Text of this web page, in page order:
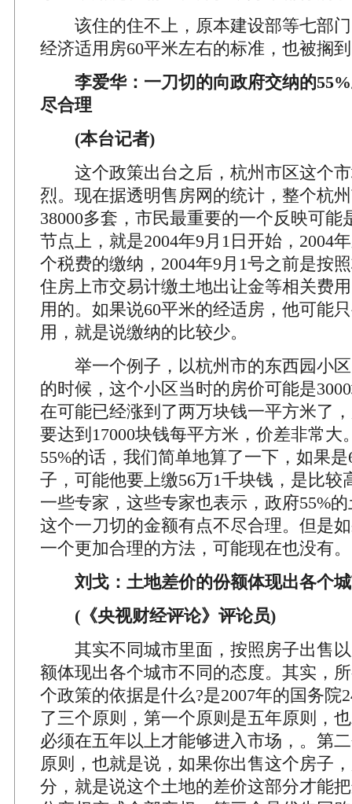
该住的住不上，原本建设部等七部门
经济适用房60平米左右的标准，也被搁
李爱华：一刀切的向政府交纳的55%
尽合理
(本台记者)
这个政策出台之后，杭州市区这个市
烈。现在据透明售房网的统计，整个杭
38000多套，市民最重要的一个反映可能
节点上，就是2004年9月1日开始，2004
个税费的缴纳，2004年9月1号之前是按
住房上市交易计缴土地出让金等相关费
用的。如果说60平米的经适房，他可能
用，就是说缴纳的比较少。
举一个例子，以杭州市的东西园小区
的时候，这个小区当时的房价可能是
在可能已经涨到了两万块钱一平方米了
要达到17000块钱每平方米，价差非常大
55%的话，我们简单地算了一下，如果
子，可能他要上缴56万1千块钱，是比较
一些专家，这些专家也表示，政府55%
这个一刀切的金额有点不尽合理。但是
一个更加合理的方法，可能现在也没有。
刘戈：土地差价的份额体现出各个城
(《央视财经评论》评论员)
其实不同城市里面，按照房子出售以
额体现出各个城市不同的态度。其实，
个政策的依据是什么?是2007年的国务院
了三个原则，第一个原则是五年原则，
必须在五年以上才能够进入市场，。第
原则，也就是说，如果你出售这个房子
分，就是说这个土地的差价这部分才能